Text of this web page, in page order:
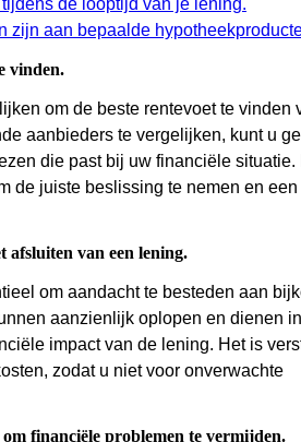
de looptijd van je lening.
zijn aan bepaalde
vinden.
om de beste rentevoet te vinden
aanbieders te vergelijken, kunt u
die past bij uw financiële situatie.
de juiste beslissing te nemen en
afsluiten van een lening.
om aandacht te besteden aan
aanzienlijk oplopen en dienen in
impact van de lening. Het is
zodat u niet voor onverwachte
financiële problemen te vermijden.